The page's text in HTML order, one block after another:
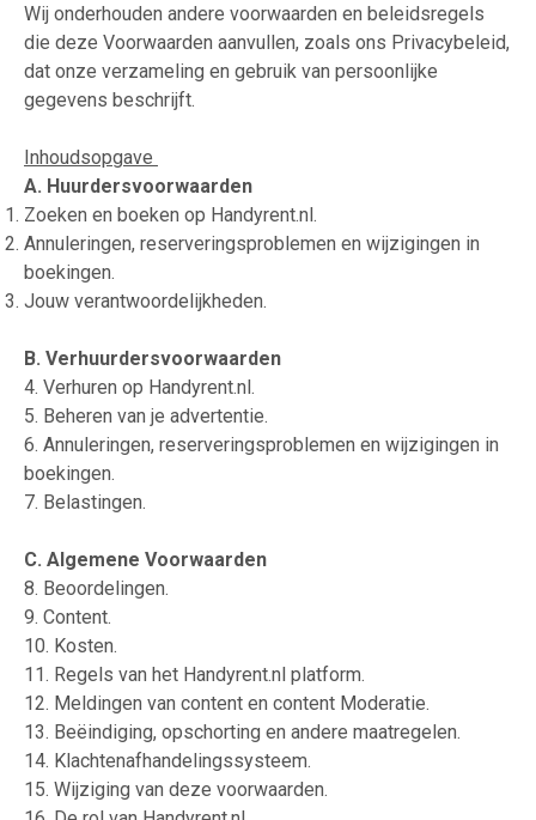
Wij onderhouden andere voorwaarden en beleidsregels
die deze Voorwaarden aanvullen, zoals ons Privacybeleid,
dat onze verzameling en gebruik van persoonlijke
gegevens beschrijft.
Inhoudsopgave
A. Huurdersvoorwaarden
Zoeken en boeken op Handyrent.nl.
Annuleringen, reserveringsproblemen en wijzigingen in
boekingen.
Jouw verantwoordelijkheden.
B. Verhuurdersvoorwaarden
4. Verhuren op Handyrent.nl.
5. Beheren van je advertentie.
6. Annuleringen, reserveringsproblemen en wijzigingen in
boekingen.
7. Belastingen.
C. Algemene Voorwaarden
8. Beoordelingen.
9. Content.
10. Kosten.
11. Regels van het Handyrent.nl platform.
12. Meldingen van content en content Moderatie.
13. Beëindiging, opschorting en andere maatregelen.
14. Klachtenafhandelingssysteem.
15. Wijziging van deze voorwaarden.